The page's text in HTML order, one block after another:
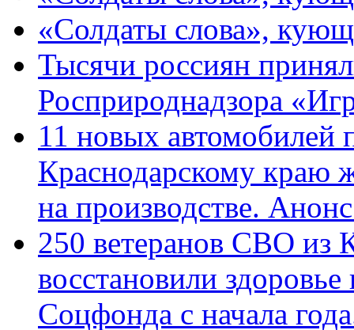
«Солдаты слова»,
Тысячи россиян
Росприроднадзора
11 новых автомобилей
Краснодарскому краю
на производстве.
250 ветеранов СВО из
восстановили
Соцфонда с начала